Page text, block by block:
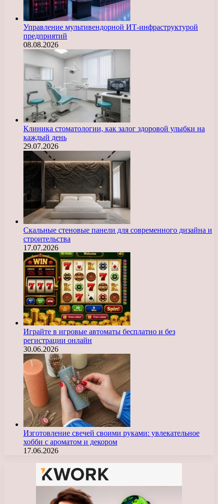
Управление мультивендорной ИТ-инфраструктурой
предприятий
08.08.2026
Клиника стоматологии, как залог здоровой улыбки на
каждый день
29.07.2026
Скальные стеновые панели для современного дизайна и
строительства
17.07.2026
Играйте в игровые автоматы бесплатно и без
регистрации онлайн
30.06.2026
Изготовление свечей своими руками: увлекательное
хобби с ароматом и декором
17.06.2026